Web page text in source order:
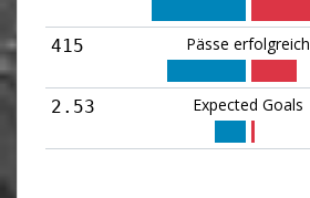
415 Pässe erfolgreich
2.53 Expected Goals